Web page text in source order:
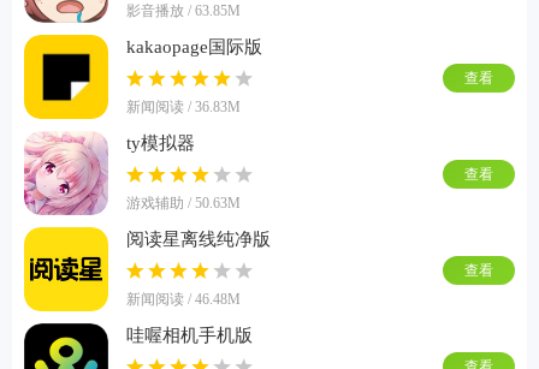
影音播放 / 63.85M
kakaopage国际版
新闻阅读 / 36.83M
查看
ty模拟器
游戏辅助 / 50.63M
查看
阅读星离线纯净版
新闻阅读 / 46.48M
查看
哇喔相机手机版